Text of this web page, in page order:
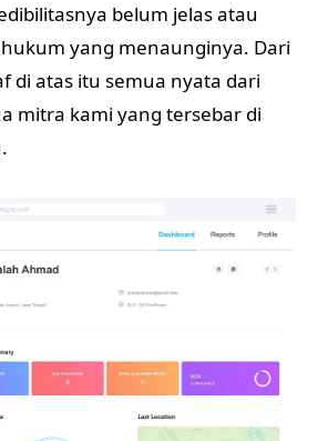
belum jelas atau
yang menaunginya. Dari
di atas itu semua nyata dari
mitra kami yang tersebar di